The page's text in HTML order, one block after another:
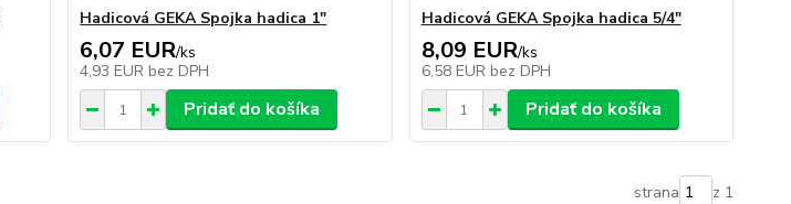
Hadicová GEKA Spojka hadica 1"
6,07 EUR/ks
4,93 EUR bez DPH
Pridať do košíka
Hadicová GEKA Spojka hadica 5/4"
8,09 EUR/ks
6,58 EUR bez DPH
Pridať do košíka
strana z 1